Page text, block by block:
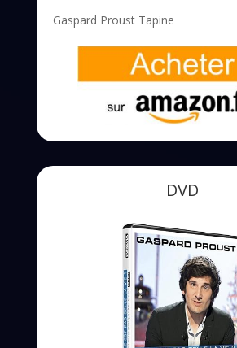
Gaspard Proust Tapine
DVD